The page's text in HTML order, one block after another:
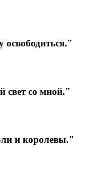
свет со мной."
и королевы."